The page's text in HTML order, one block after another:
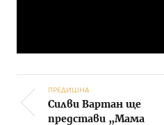
Post navigation
ПРЕДИШНА
Силви Вартан ще
представи „Мама